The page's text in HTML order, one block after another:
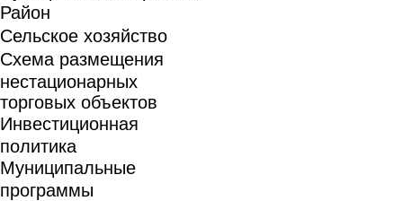
Район
Сельское хозяйство
Схема размещения
нестационарных
торговых объектов
Инвестиционная
политика
Муниципальные
программы